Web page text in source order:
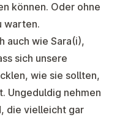
können. Oder ohne
warten.
auch wie Sara(i),
sich unsere
wie sie sollten,
Ungeduldig nehmen
die vielleicht gar